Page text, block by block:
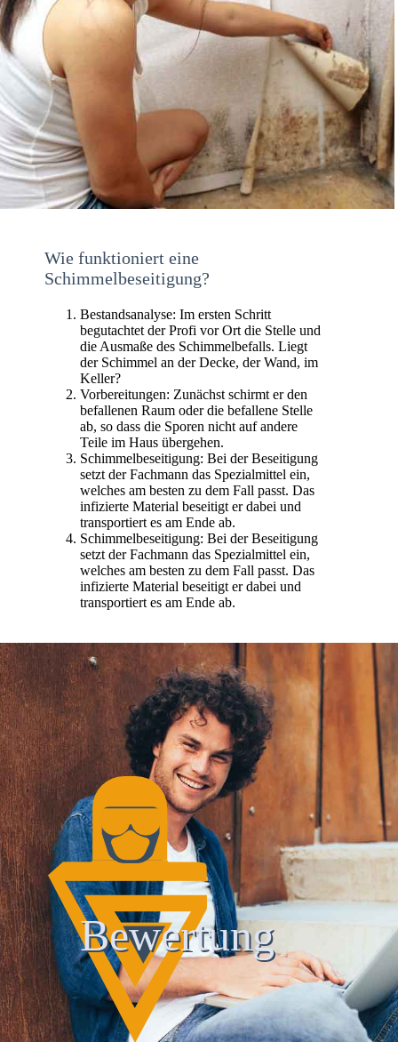
Wie funktioniert eine
Schimmelbeseitigung?
Bestandsanalyse: Im ersten Schritt
begutachtet der Profi vor Ort die Stelle und
die Ausmaße des Schimmelbefalls. Liegt
der Schimmel an der Decke, der Wand, im
Keller?
Vorbereitungen: Zunächst schirmt er den
befallenen Raum oder die befallene Stelle
ab, so dass die Sporen nicht auf andere
Teile im Haus übergehen.
Schimmelbeseitigung: Bei der Beseitigung
setzt der Fachmann das Spezialmittel ein,
welches am besten zu dem Fall passt. Das
infizierte Material beseitigt er dabei und
transportiert es am Ende ab.
Schimmelbeseitigung: Bei der Beseitigung
setzt der Fachmann das Spezialmittel ein,
welches am besten zu dem Fall passt. Das
infizierte Material beseitigt er dabei und
transportiert es am Ende ab.
Bewertung